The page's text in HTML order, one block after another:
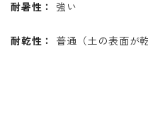
耐暑性： 強い
耐乾性： 普通（土の表面が